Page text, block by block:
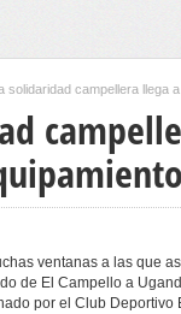
solidaridad campellera llega
ventanas a las que
de El Campello a
por el Club